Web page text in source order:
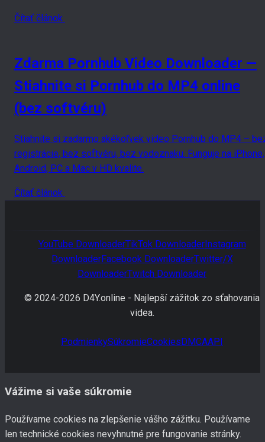
Čítať článok
Zdarma Pornhub Video Downloader —
Stiahnite si Pornhub do MP4 online
(bez softvéru)
Stiahnite si zadarmo akékoľvek video Pornhub do MP4 –
registrácie, bez softvéru, bez vodoznaku. Funguje na iPhone,
Android, PC a Mac v HD kvalite.
Čítať článok
YouTube DownloaderTikTok DownloaderInstagram
DownloaderFacebook DownloaderTwitter/X
DownloaderTwitch Downloader
© 2024-2026 D4Y.online - Najlepší zážitok zo sťahovania
videa.
PodmienkySúkromieCookiesDMCAAPI
Vážime si vaše súkromie
Používame cookies na zlepšenie vášho zážitku. Používame
len technické cookies nevyhnutné pre fungovanie stránky.